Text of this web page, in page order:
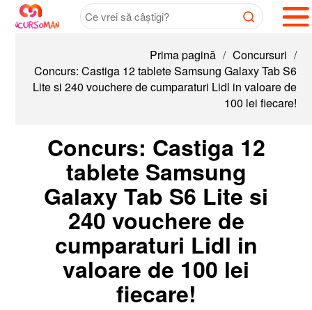
Prima pagină / Concursuri /
Concurs: Castiga 12 tablete Samsung Galaxy Tab S6
Lite si 240 vouchere de cumparaturi Lidl in valoare de
100 lei fiecare!
Concurs: Castiga 12
tablete Samsung
Galaxy Tab S6 Lite si
240 vouchere de
cumparaturi Lidl in
valoare de 100 lei
fiecare!